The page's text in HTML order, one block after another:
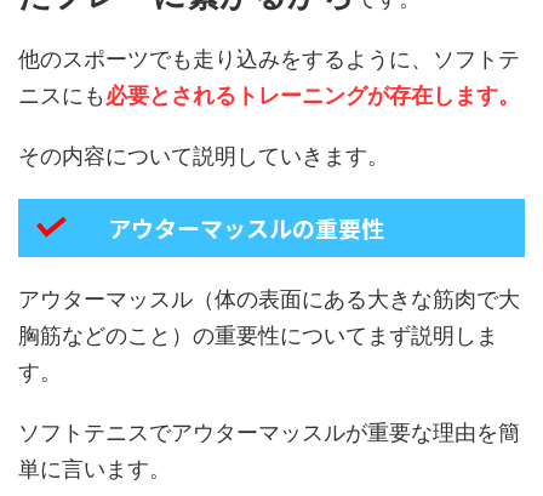
他のスポーツでも走り込みをするように、ソフトテ
ニスにも必要とされるトレーニングが存在します。
その内容について説明していきます。
アウターマッスルの重要性
アウターマッスル（体の表面にある大きな筋肉で大
胸筋などのこと）の重要性についてまず説明しま
す。
ソフトテニスでアウターマッスルが重要な理由を簡
単に言います。